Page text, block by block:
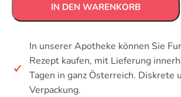
IN DEN WARENKORB
In unserer Apotheke können Sie
Rezept kaufen, mit Lieferung
Tagen in ganz Österreich. Diskrete
Verpackung.